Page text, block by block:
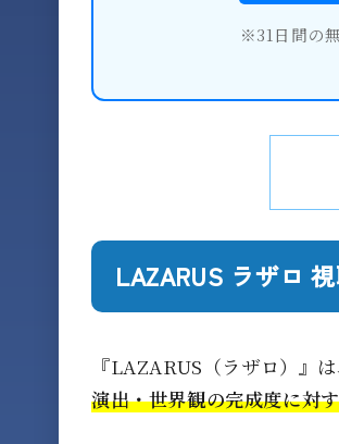
※31日間の
LAZARUS ラザロ
『LAZARUS（ラザロ）』
演出・世界観の完成度に対